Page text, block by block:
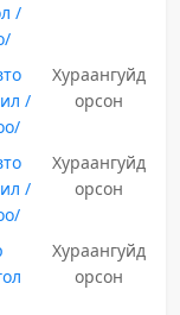
/
/
Хураангуйд
орсон
/
Хураангуйд
орсон
Хураангуйд
орсон